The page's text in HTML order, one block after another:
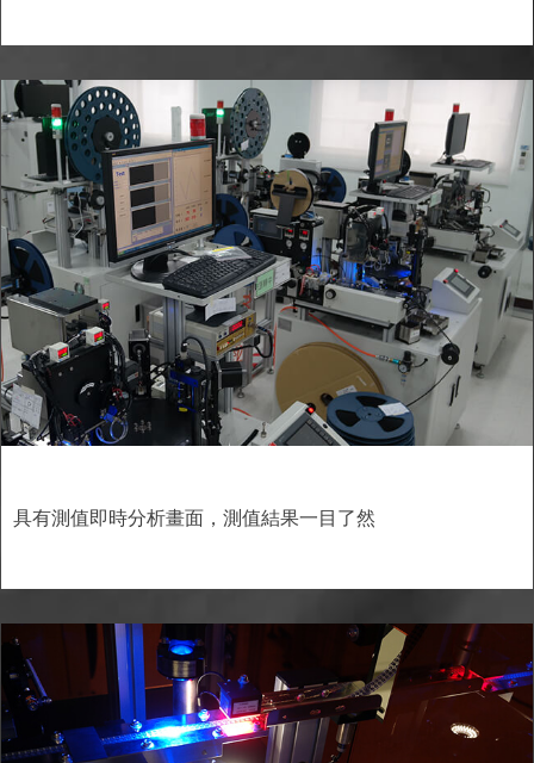
具有測值即時分析畫面，測值結果一目了然